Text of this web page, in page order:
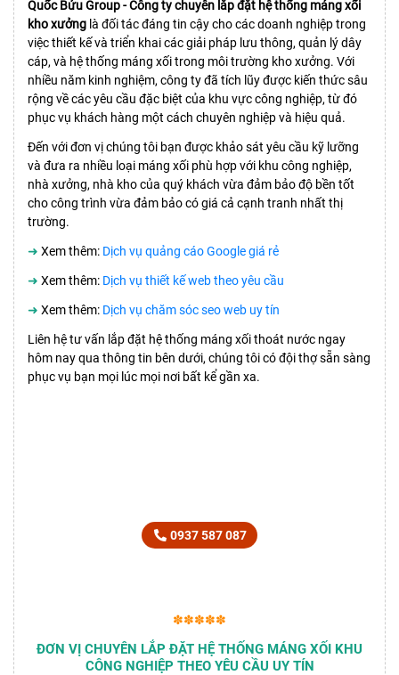
Quốc Bửu Group - Công ty chuyên lắp đặt hệ thống máng xối
kho xưởng là đối tác đáng tin cậy cho các doanh nghiệp trong
việc thiết kế và triển khai các giải pháp lưu thông, quản lý dây
cáp, và hệ thống máng xối trong môi trường kho xưởng. Với
nhiều năm kinh nghiệm, công ty đã tích lũy được kiến thức sâu
rộng về các yêu cầu đặc biệt của khu vực công nghiệp, từ đó
phục vụ khách hàng một cách chuyên nghiệp và hiệu quả.
Đến với đơn vị chúng tôi bạn được khảo sát yêu cầu kỹ lưỡng
và đưa ra nhiều loại máng xối phù hợp với khu công nghiệp,
nhà xưởng, nhà kho của quý khách vừa đảm bảo độ bền tốt
cho công trình vừa đảm bảo có giá cả cạnh tranh nhất thị
trường.
➜ Xem thêm: Dịch vụ quảng cáo Google giá rẻ
➜ Xem thêm: Dịch vụ thiết kế web theo yêu cầu
➜ Xem thêm: Dịch vụ chăm sóc seo web uy tín
Liên hệ tư vấn lắp đặt hệ thống máng xối thoát nước ngay
hôm nay qua thông tin bên dưới, chúng tôi có đội thợ sẵn sàng
phục vụ bạn mọi lúc mọi nơi bất kể gần xa.
0937 587 087
✽✽✽✽✽
ĐƠN VỊ CHUYÊN LẮP ĐẶT HỆ THỐNG MÁNG XỐI KHU
CÔNG NGHIỆP THEO YÊU CẦU UY TÍN